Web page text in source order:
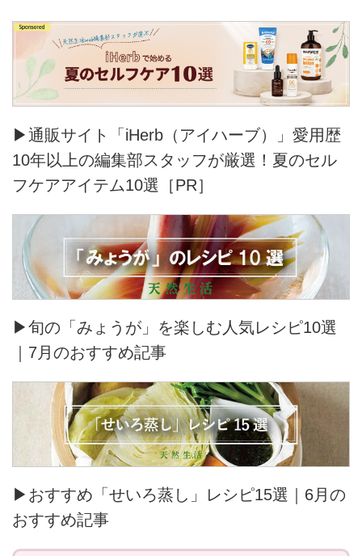
▶通販サイト「iHerb（アイハーブ）」愛用歴
10年以上の編集部スタッフが厳選！夏のセル
フケアアイテム10選［PR］
▶旬の「みょうが」を楽しむ人気レシピ10選
｜7月のおすすめ記事
▶おすすめ「せいろ蒸し」レシピ15選｜6月の
おすすめ記事